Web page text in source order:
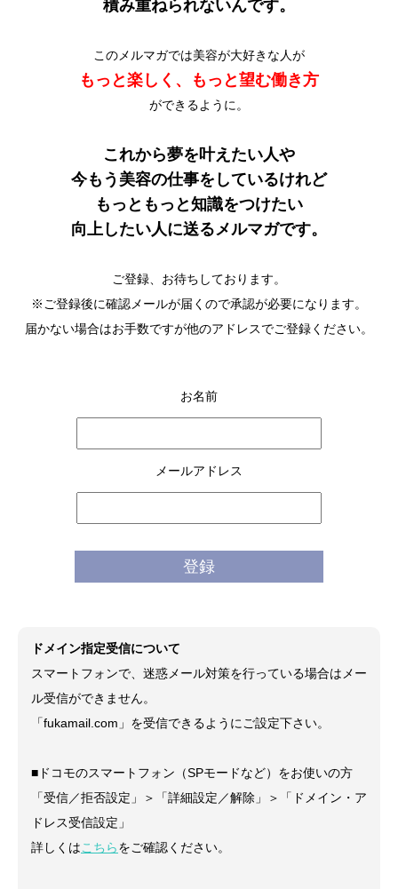
積み重ねられないんです。
このメルマガでは美容が大好きな人が
もっと楽しく、もっと望む働き方
ができるように。
これから夢を叶えたい人や
今もう美容の仕事をしているけれど
もっともっと知識をつけたい
向上したい人に送るメルマガです。
ご登録、お待ちしております。
※ご登録後に確認メールが届くので承認が必要になります。
届かない場合はお手数ですが他のアドレスでご登録ください。
お名前
メールアドレス
ドメイン指定受信について
スマートフォンで、迷惑メール対策を行っている場合はメー
ル受信ができません。
「fukamail.com」を受信できるようにご設定下さい。
■ドコモのスマートフォン（SPモードなど）をお使いの方
「受信／拒否設定」＞「詳細設定／解除」＞「ドメイン・ア
ドレス受信設定」
詳しくはこちらをご確認ください。